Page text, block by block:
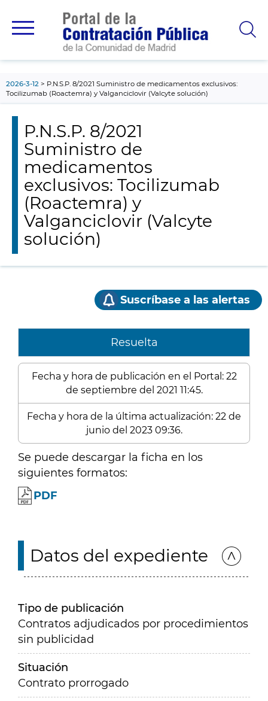
principal
2026-3-12
P.N.S.P. 8/2021 Suministro de medicamentos exclusivos:
Tocilizumab (Roactemra) y Valganciclovir (Valcyte solución)
P.N.S.P. 8/2021
Suministro de
medicamentos
exclusivos: Tocilizumab
(Roactemra) y
Valganciclovir (Valcyte
solución)
Suscríbase a las alertas
Resuelta
Fecha y hora de publicación en el Portal: 22
de septiembre del 2021 11:45.
Fecha y hora de la última actualización: 22 de
junio del 2023 09:36.
Se puede descargar la ficha en los
siguientes formatos:
PDF
Datos del expediente
Tipo de publicación
Contratos adjudicados por procedimientos
sin publicidad
Situación
Contrato prorrogado